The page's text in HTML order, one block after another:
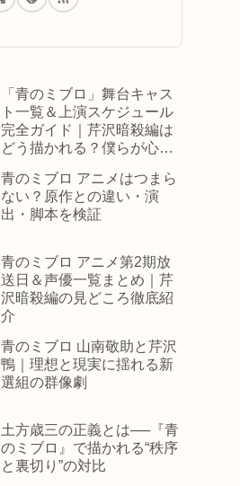
「青のミブロ」舞台キャス
ト一覧＆上演スケジュール
完全ガイド｜芹沢暗殺編は
どう描かれる？僕らが心で
青のミブロ アニメはつまら
ない？原作との違い・演
出・脚本を検証
青のミブロ アニメ第2期放
送日＆声優一覧まとめ｜芹
沢暗殺編の見どころ徹底紹
介
青のミブロ 山南敬助と芹沢
鴨｜理想と現実に揺れる新
選組の群像劇
土方歳三の正義とは──『青
のミブロ』で描かれる“秩序
と裏切り”の対比